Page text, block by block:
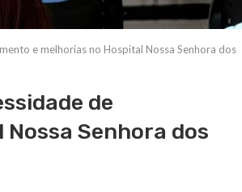
e melhorias no Hospital Nossa Senhora dos
de
Senhora dos